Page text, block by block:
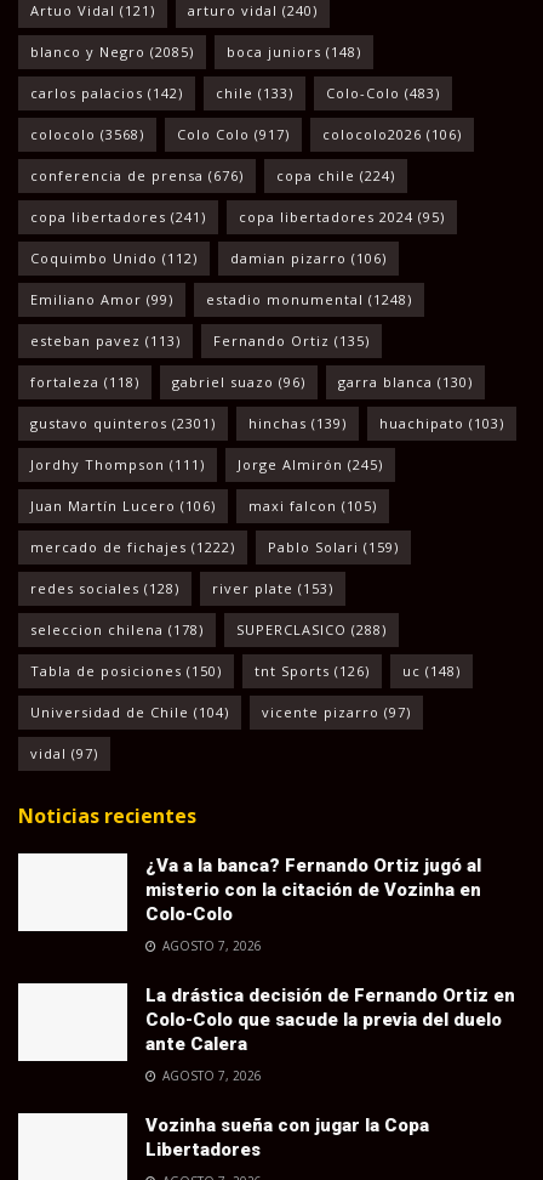
Artuo Vidal (121) arturo vidal (240)
blanco y Negro (2085) boca juniors (148)
carlos palacios (142) chile (133) Colo-Colo (483)
colocolo (3568) Colo Colo (917) colocolo2026 (106)
conferencia de prensa (676) copa chile (224)
copa libertadores (241) copa libertadores 2024 (95)
Coquimbo Unido (112) damian pizarro (106)
Emiliano Amor (99) estadio monumental (1248)
esteban pavez (113) Fernando Ortiz (135)
fortaleza (118) gabriel suazo (96) garra blanca (130)
gustavo quinteros (2301) hinchas (139) huachipato (103)
Jordhy Thompson (111) Jorge Almirón (245)
Juan Martín Lucero (106) maxi falcon (105)
mercado de fichajes (1222) Pablo Solari (159)
redes sociales (128) river plate (153)
seleccion chilena (178) SUPERCLASICO (288)
Tabla de posiciones (150) tnt Sports (126) uc (148)
Universidad de Chile (104) vicente pizarro (97)
vidal (97)
Noticias recientes
¿Va a la banca? Fernando Ortiz jugó al
misterio con la citación de Vozinha en
Colo-Colo
AGOSTO 7, 2026
La drástica decisión de Fernando Ortiz en
Colo-Colo que sacude la previa del duelo
ante Calera
AGOSTO 7, 2026
Vozinha sueña con jugar la Copa
Libertadores